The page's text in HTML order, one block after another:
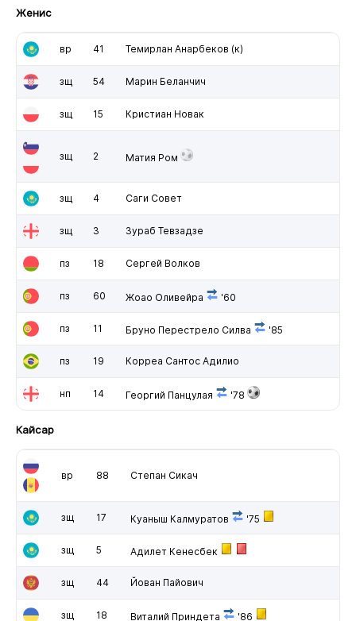
Женис
вр 41 Темирлан Анарбеков (к)
зщ 54 Марин Беланчич
зщ 15 Кристиан Новак
зщ 2 Матия Ром
зщ 4 Саги Совет
зщ 3 Зураб Тевзадзе
пз 18 Сергей Волков
пз 60 Жоао Оливейра '60
пз 11 Бруно Перестрело Силва '85
пз 19 Корреа Сантос Адилио
нп 14 Георгий Панцулая '78
Кайсар
вр 88 Степан Сикач
зщ 17 Куаныш Калмуратов '75
зщ 5 Адилет Кенесбек
зщ 44 Йован Пайович
зщ 18 Виталий Приндета '86